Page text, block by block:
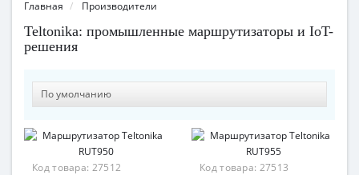
Главная Производители
Teltonika: промышленные маршрутизаторы и IoT-
решения
Код товара: 27512 Код товара: 27513